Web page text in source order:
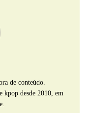
de conteúdo.
kpop desde 2010, em